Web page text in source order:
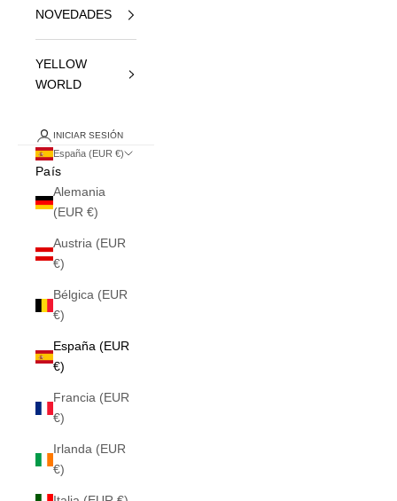
NOVEDADES
YELLOW
WORLD
INICIAR SESIÓN
España (EUR €)
País
Alemania
(EUR €)
Austria (EUR
€)
Bélgica (EUR
€)
España (EUR
€)
Francia (EUR
€)
Irlanda (EUR
€)